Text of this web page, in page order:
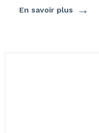
En savoir plus →